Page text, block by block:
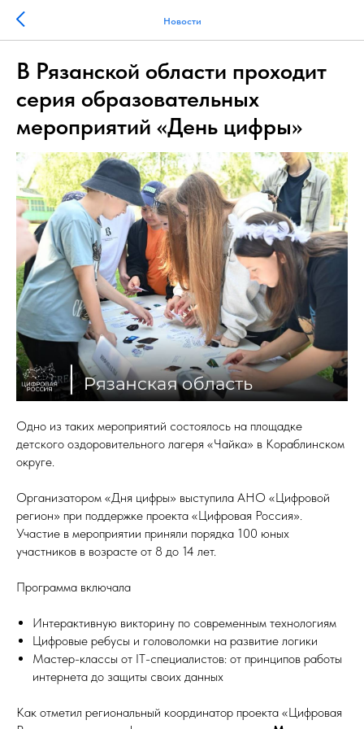
Новости
В Рязанской области проходит
серия образовательных
мероприятий «День цифры»
Одно из таких мероприятий состоялось на площадке
детского оздоровительного лагеря «Чайка» в Кораблинском
округе.
Организатором «Дня цифры» выступила АНО «Цифровой
регион» при поддержке проекта «Цифровая Россия».
Участие в мероприятии приняли порядка 100 юных
участников в возрасте от 8 до 14 лет.
Программа включала
Интерактивную викторину по современным технологиям
Цифровые ребусы и головоломки на развитие логики
Мастер-классы от IT-специалистов: от принципов работы
интернета до защиты своих данных
Как отметил региональный координатор проекта «Цифровая